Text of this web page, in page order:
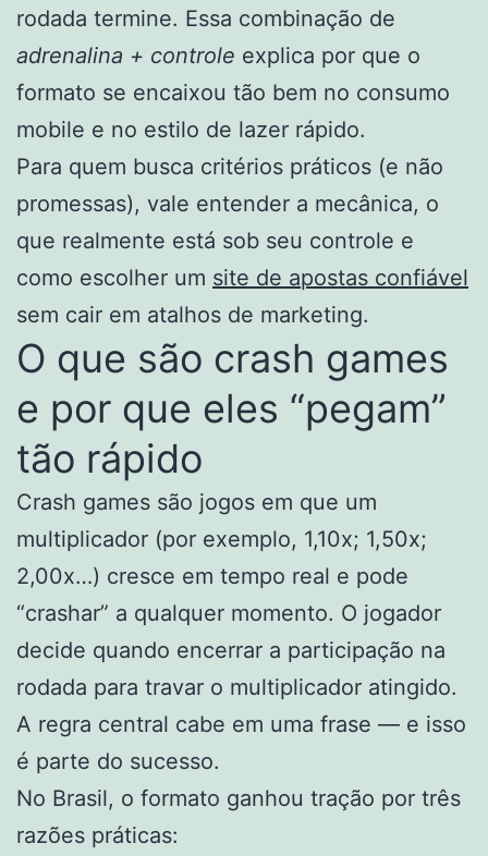
rodada termine. Essa combinação de
adrenalina + controle explica por que o
formato se encaixou tão bem no consumo
mobile e no estilo de lazer rápido.
Para quem busca critérios práticos (e não
promessas), vale entender a mecânica, o
que realmente está sob seu controle e
como escolher um site de apostas confiável
sem cair em atalhos de marketing.
O que são crash games
e por que eles “pegam”
tão rápido
Crash games são jogos em que um
multiplicador (por exemplo, 1,10x; 1,50x;
2,00x…) cresce em tempo real e pode
“crashar” a qualquer momento. O jogador
decide quando encerrar a participação na
rodada para travar o multiplicador atingido.
A regra central cabe em uma frase — e isso
é parte do sucesso.
No Brasil, o formato ganhou tração por três
razões práticas: